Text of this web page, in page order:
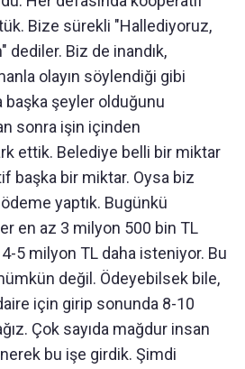
Bize sürekli "Hallediyoruz,
dediler. Biz de inandık,
olayın söylendiği gibi
başka şeyler olduğunu
sonra işin içinden
ettik. Belediye belli bir miktar
başka bir miktar. Oysa biz
yaptık. Bugünkü
en az 3 milyon 500 bin TL
5 milyon TL daha isteniyor. Bu
değil. Ödeyebilsek bile,
için girip sonunda 8-10
Çok sayıda mağdur insan
bu işe girdik. Şimdi